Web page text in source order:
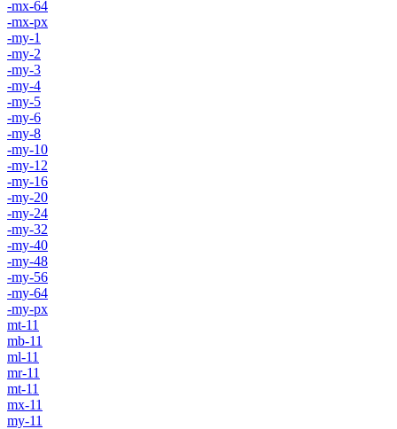
-mx-64
-mx-px
-my-1
-my-2
-my-3
-my-4
-my-5
-my-6
-my-8
-my-10
-my-12
-my-16
-my-20
-my-24
-my-32
-my-40
-my-48
-my-56
-my-64
-my-px
mt-11
mb-11
ml-11
mr-11
mt-11
mx-11
my-11